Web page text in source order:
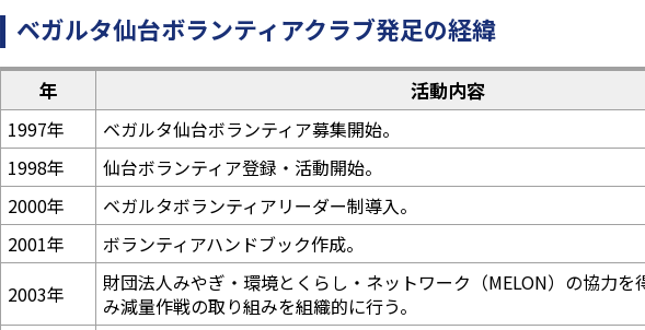
ベガルタ仙台ボランティアクラブ発足の経緯
年 活動内容
1997年
ベガルタ仙台ボランティア募集開始。
1998年
仙台ボランティア登録・活動開始。
2000年
ベガルタボランティアリーダー制導入。
2001年
ボランティアハンドブック作成。
2003年
財団法人みやぎ・環境とくらし・ネットワーク（MELON）の協力を
み減量作戦の取り組みを組織的に行う。